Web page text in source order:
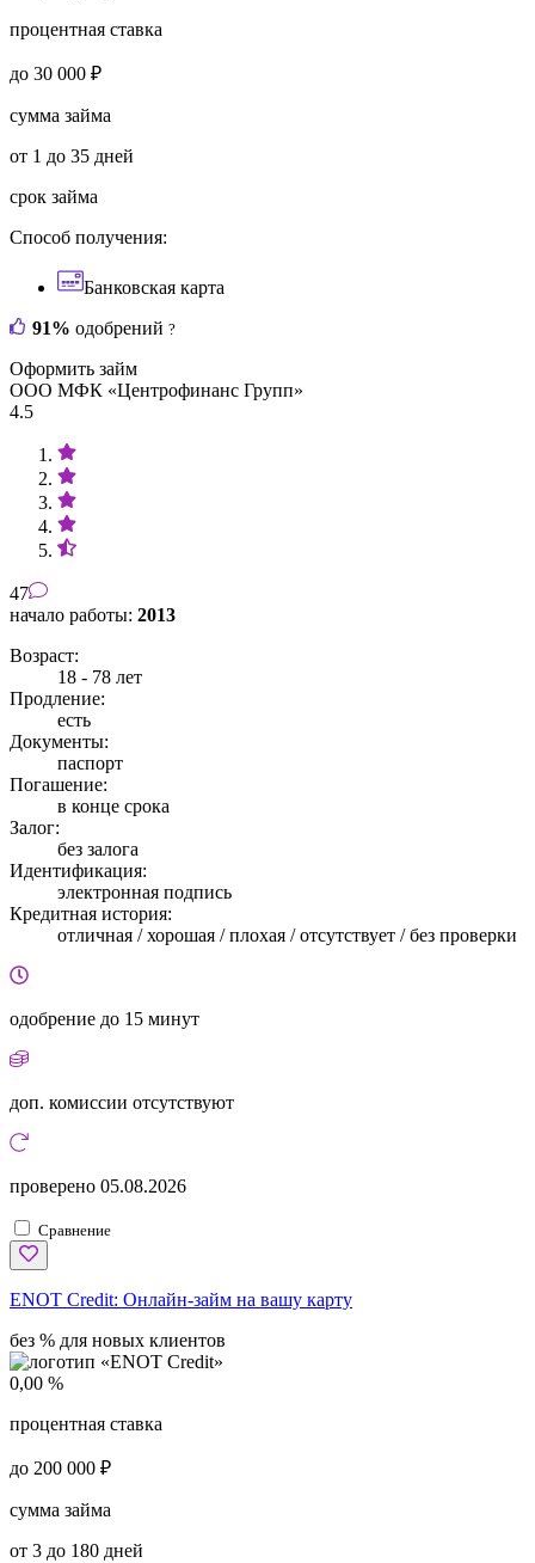
процентная ставка
до 30 000 ₽
сумма займа
от 1 до 35 дней
срок займа
Способ получения:
Банковская карта
91% одобрений ?
Оформить займ
ООО МФК «Центрофинанс Групп»
4.5
47
начало работы: 2013
Возраст:
18 - 78 лет
Продление:
есть
Документы:
паспорт
Погашение:
в конце срока
Залог:
без залога
Идентификация:
электронная подпись
Кредитная история:
отличная / хорошая / плохая / отсутствует / без проверки
одобрение до 15 минут
доп. комиссии отсутствуют
проверено 05.08.2026
Сравнение
ENOT Credit: Онлайн-займ на вашу карту
без % для новых клиентов
0,00 %
процентная ставка
до 200 000 ₽
сумма займа
от 3 до 180 дней